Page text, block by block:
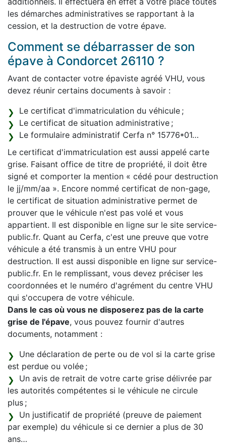
les démarches administratives se rapportant à la
cession, et la destruction de votre épave.
Comment se débarrasser de son
épave à Condorcet 26110 ?
Avant de contacter votre épaviste agréé VHU, vous
devez réunir certains documents à savoir :
Le certificat d'immatriculation du véhicule ;
Le certificat de situation administrative ;
Le formulaire administratif Cerfa n° 15776*01…
Le certificat d'immatriculation est aussi appelé carte
grise. Faisant office de titre de propriété, il doit être
signé et comporter la mention « cédé pour destruction
le jj/mm/aa ». Encore nommé certificat de non-gage,
le certificat de situation administrative permet de
prouver que le véhicule n'est pas volé et vous
appartient. Il est disponible en ligne sur le site service-
public.fr. Quant au Cerfa, c'est une preuve que votre
véhicule a été transmis à un entre VHU pour
destruction. Il est aussi disponible en ligne sur service-
public.fr. En le remplissant, vous devez préciser les
coordonnées et le numéro d'agrément du centre VHU
qui s'occupera de votre véhicule.
Dans le cas où vous ne disposerez pas de la carte
grise de l'épave, vous pouvez fournir d'autres
documents, notamment :
Une déclaration de perte ou de vol si la carte grise
est perdue ou volée ;
Un avis de retrait de votre carte grise délivrée par
les autorités compétentes si le véhicule ne circule
plus ;
Un justificatif de propriété (preuve de paiement
par exemple) du véhicule si ce dernier a plus de 30
ans…